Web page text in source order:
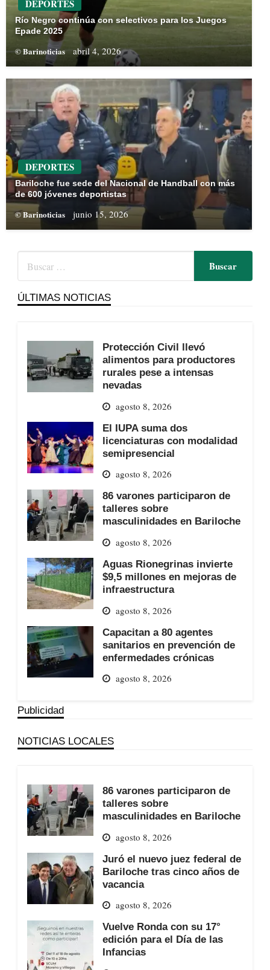
DEPORTES
Río Negro continúa con selectivos para los Juegos
Epade 2025
© Barinoticias abril 4, 2026
DEPORTES
Bariloche fue sede del Nacional de Handball con más
de 600 jóvenes deportistas
© Barinoticias junio 15, 2026
ÚLTIMAS NOTICIAS
Protección Civil llevó
alimentos para productores
rurales pese a intensas
nevadas
agosto 8, 2026
El IUPA suma dos
licenciaturas con modalidad
semipresencial
agosto 8, 2026
86 varones participaron de
talleres sobre
masculinidades en Bariloche
agosto 8, 2026
Aguas Rionegrinas invierte
$9,5 millones en mejoras de
infraestructura
agosto 8, 2026
Capacitan a 80 agentes
sanitarios en prevención de
enfermedades crónicas
agosto 8, 2026
Publicidad
NOTICIAS LOCALES
86 varones participaron de
talleres sobre
masculinidades en Bariloche
agosto 8, 2026
Juró el nuevo juez federal de
Bariloche tras cinco años de
vacancia
agosto 8, 2026
Vuelve Ronda con su 17°
edición para el Día de las
Infancias